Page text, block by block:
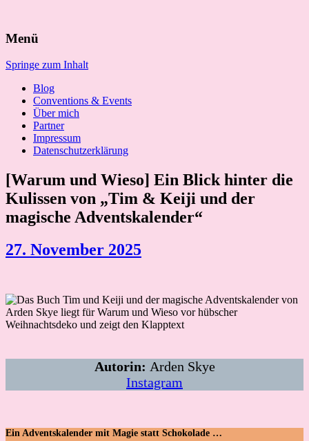
nach:
Menü
Springe zum Inhalt
Blog
Conventions & Events
Über mich
Partner
Impressum
Datenschutzerklärung
[Warum und Wieso] Ein Blick hinter die
Kulissen von „Tim & Keiji und der
magische Adventskalender“
27. November 2025
Autorin: Arden Skye
Instagram
Ein Adventskalender mit Magie statt Schokolade …